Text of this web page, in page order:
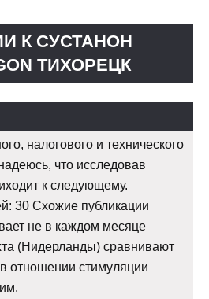
К СУСТАНОН
ТИХОРЕЦК
налогового и технического
что исследовав
к следующему.
30 Схожие публикации
не в каждом месяце
(Нидерланды) сравнивают
отношении стимуляции